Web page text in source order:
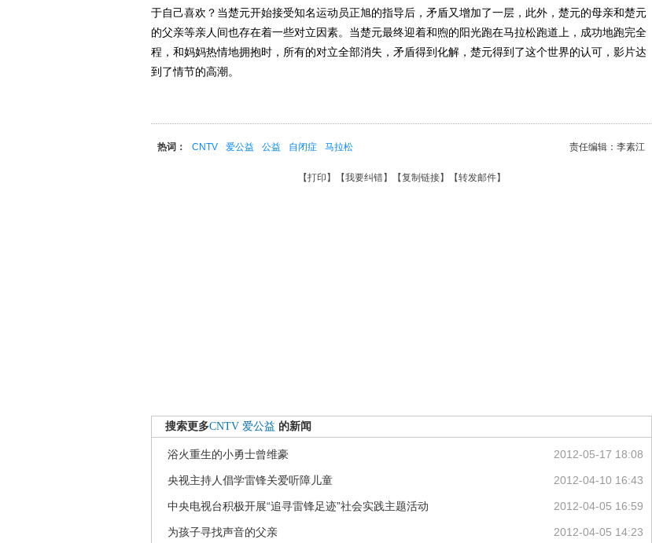
于自己喜欢？当楚元开始接受知名运动员正旭的指导后，矛盾又增加了一层，此外，楚元的母亲和楚元
的父亲等亲人间也存在着一些对立因素。当楚元最终迎着和煦的阳光跑在马拉松跑道上，成功地跑完全
程，和妈妈热情地拥抱时，所有的对立全部消失，矛盾得到化解，楚元得到了这个世界的认可，影片达
到了情节的高潮。
责任编辑：李素江
热词： CNTV 爱公益 公益 自闭症 马拉松
【打印 】【我要纠错】【复制链接】【转发邮件】
搜索更多CNTV 爱公益 的新闻
2012-05-17 18:08
浴火重生的小勇士曾维豪
2012-04-10 16:43
央视主持人倡学雷锋关爱听障儿童
2012-04-05 16:59
中央电视台积极开展“追寻雷锋足迹”社会实践主题活动
2012-04-05 14:23
为孩子寻找声音的父亲